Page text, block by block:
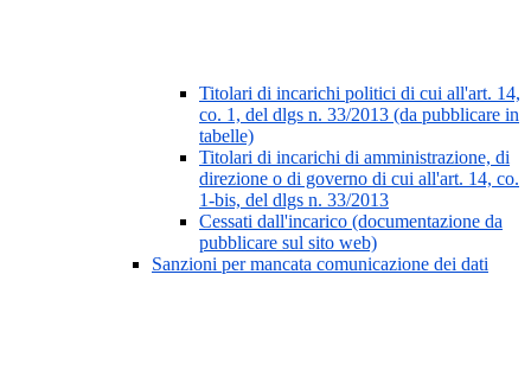
Titolari di incarichi politici di cui all'art. 14,
co. 1, del dlgs n. 33/2013 (da pubblicare in
tabelle)
Titolari di incarichi di amministrazione, di
direzione o di governo di cui all'art. 14, co.
1-bis, del dlgs n. 33/2013
Cessati dall'incarico (documentazione da
pubblicare sul sito web)
Sanzioni per mancata comunicazione dei dati